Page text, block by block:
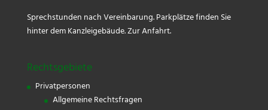
Sprechstunden nach Vereinbarung. Parkplätze finden Sie
hinter dem Kanzleigebäude.Zur Anfahrt.
Rechtsgebiete
Privatpersonen
Allgemeine Rechtsfragen